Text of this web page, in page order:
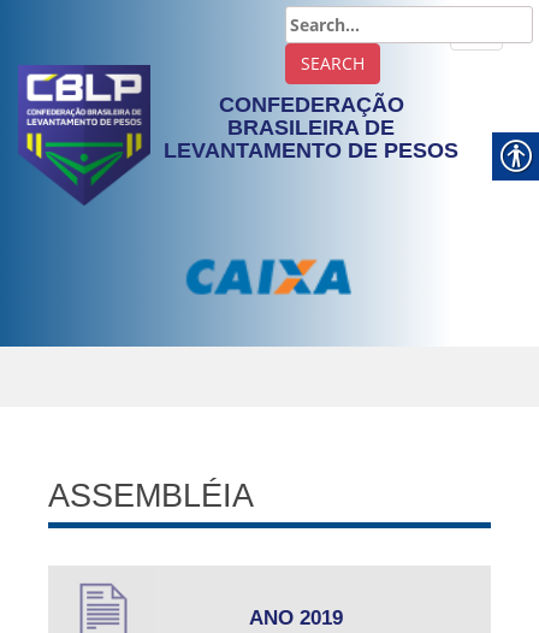
CONFEDERAÇÃO
BRASILEIRA DE
LEVANTAMENTO DE PESOS
ASSEMBLÉIA
ANO 2019